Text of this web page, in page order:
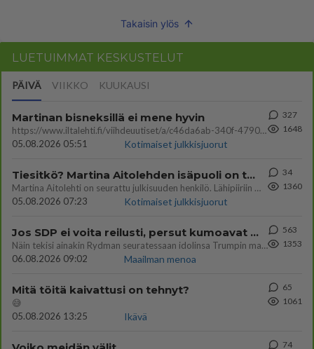
Takaisin ylös
LUETUIMMAT KESKUSTELUT
PÄIVÄ VIIKKO KUUKAUSI
Martinan bisneksillä ei mene hyvin
https://www.iltalehti.fi/viihdeuutiset/a/c46da6ab-340f-4790-aaa7-0865eed2336 Yrityksen konkurssihakemus on tullut kärä
05.08.2026 05:51
Kotimaiset julkkisjuorut
327
1648
Tiesitkö? Martina Aitolehden isäpuoli on tämä suosittu laulaja
Martina Aitolehti on seurattu julkisuuden henkilö. Lähipiiriin mahtuu muitakin tunnettuja henkilöitä. Tiesitkö, että Ma
05.08.2026 07:23
Kotimaiset julkkisjuorut
34
1360
Jos SDP ei voita reilusti, persut kumoavat demokratian Suomesta
Näin tekisi ainakin Rydman seuratessaan idolinsa Trumpin mallia https://www.is.fi/politiikka/art-2000012187244.html
06.08.2026 09:02
Maailman menoa
563
1353
Mitä töitä kaivattusi on tehnyt?
😅
05.08.2026 13:25
Ikävä
65
1061
74